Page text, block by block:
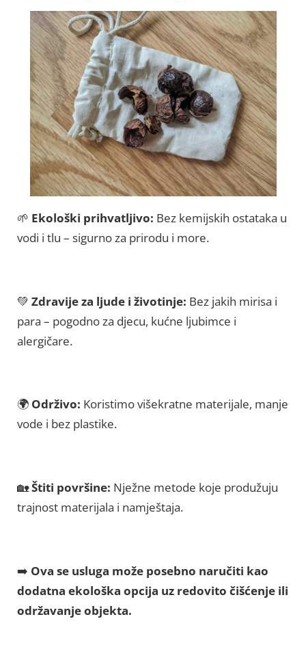
🌱 Ekološki prihvatljivo: Bez kemijskih ostataka u
vodi i tlu – sigurno za prirodu i more.
💚 Zdravije za ljude i životinje: Bez jakih mirisa i
para – pogodno za djecu, kućne ljubimce i
alergičare.
🌍 Održivo: Koristimo višekratne materijale, manje
vode i bez plastike.
🏡Štiti površine: Nježne metode koje produžuju
trajnost materijala i namještaja.
➡️ Ova se usluga može posebno naručiti kao
dodatna ekološka opcija uz redovito čišćenje ili
održavanje objekta.